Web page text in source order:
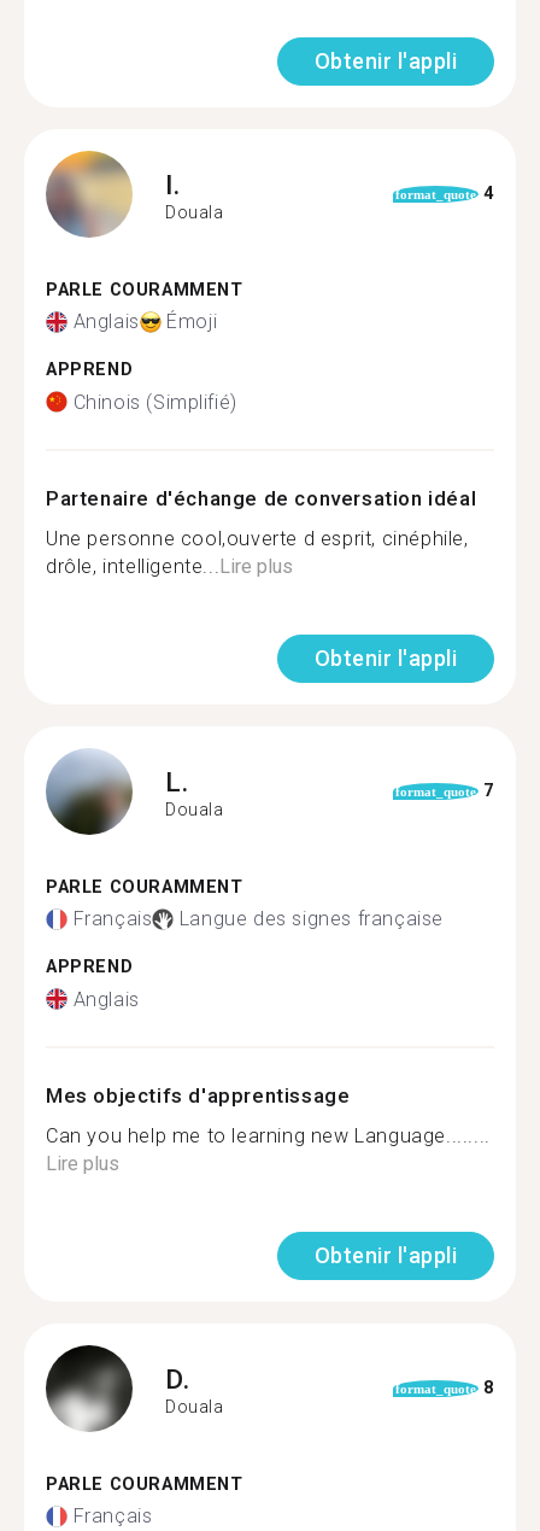
Obtenir l'appli
I.
Douala
format_quote 4
PARLE COURAMMENT
Anglais Émoji
APPREND
Chinois (Simplifié)
Partenaire d'échange de conversation idéal
Une personne cool,ouverte d esprit, cinéphile,
drôle, intelligente... Lire plus
Obtenir l'appli
L.
Douala
format_quote 7
PARLE COURAMMENT
Français Langue des signes française
APPREND
Anglais
Mes objectifs d'apprentissage
Can you help me to learning new Language........
Lire plus
Obtenir l'appli
D.
Douala
format_quote 8
PARLE COURAMMENT
Français